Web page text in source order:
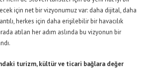
için net bir vizyonumuz var: daha dijital, daha
herkes için daha erişilebilir bir havacılık
atılan her adım aslında bu vizyonun bir
turizm, kültür ve ticari bağlara değer